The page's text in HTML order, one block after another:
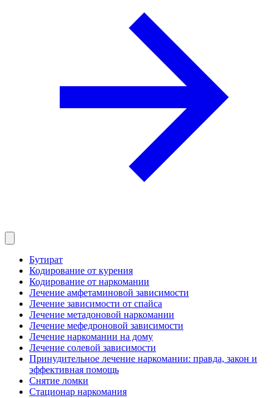
Бутират
Кодирование от курения
Кодирование от наркомании
Лечение амфетаминовой зависимости
Лечение зависимости от спайса
Лечение метадоновой наркомании
Лечение мефедроновой зависимости
Лечение наркомании на дому
Лечение солевой зависимости
Принудительное лечение наркомании: правда, закон и
эффективная помощь
Снятие ломки
Стационар наркомания